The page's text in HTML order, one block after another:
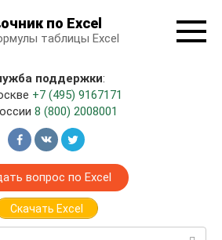
по Excel
таблицы Excel
поддержки:
+7 (495) 9167171
8 (800) 2008001
вопрос по Excel
Скачать Excel